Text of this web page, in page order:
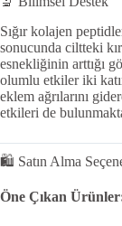
Sığır kolajen
sonucunda ciltteki
esnekliğinin arttığı
olumlu etkiler iki
eklem ağrılarını
etkileri de
🛍️ Satın Alma
Öne Çıkan